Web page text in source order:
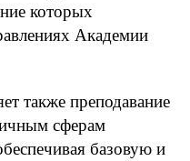
которых
Академии
также преподавание
сферам
базовую и